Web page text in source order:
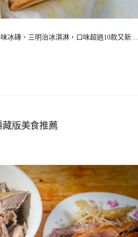
冰磚、三明治冰淇淋，口味超過10款又新…
版美食推薦